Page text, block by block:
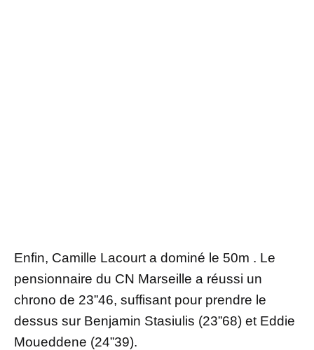
Enfin, Camille Lacourt a dominé le 50m . Le
pensionnaire du CN Marseille a réussi un
chrono de 23”46, suffisant pour prendre le
dessus sur Benjamin Stasiulis (23”68) et Eddie
Moueddene (24”39).